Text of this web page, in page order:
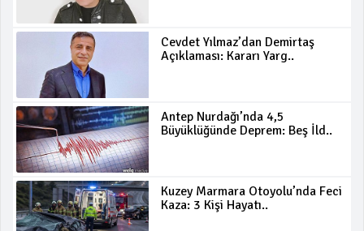
Cevdet Yılmaz’dan Demirtaş
Açıklaması: Kararı Yarg..
Antep Nurdağı’nda 4,5
Büyüklüğünde Deprem: Beş İld..
Kuzey Marmara Otoyolu’nda Feci
Kaza: 3 Kişi Hayatı..